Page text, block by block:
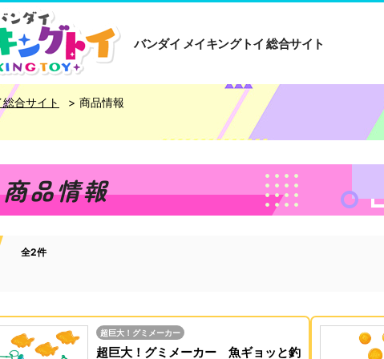
バンダイ メイキングトイ 総合サイト
合サイト 商品情報
商品情報
全2件
超巨大！グミメーカー
超巨大！グミメーカー 魚ギョッと釣